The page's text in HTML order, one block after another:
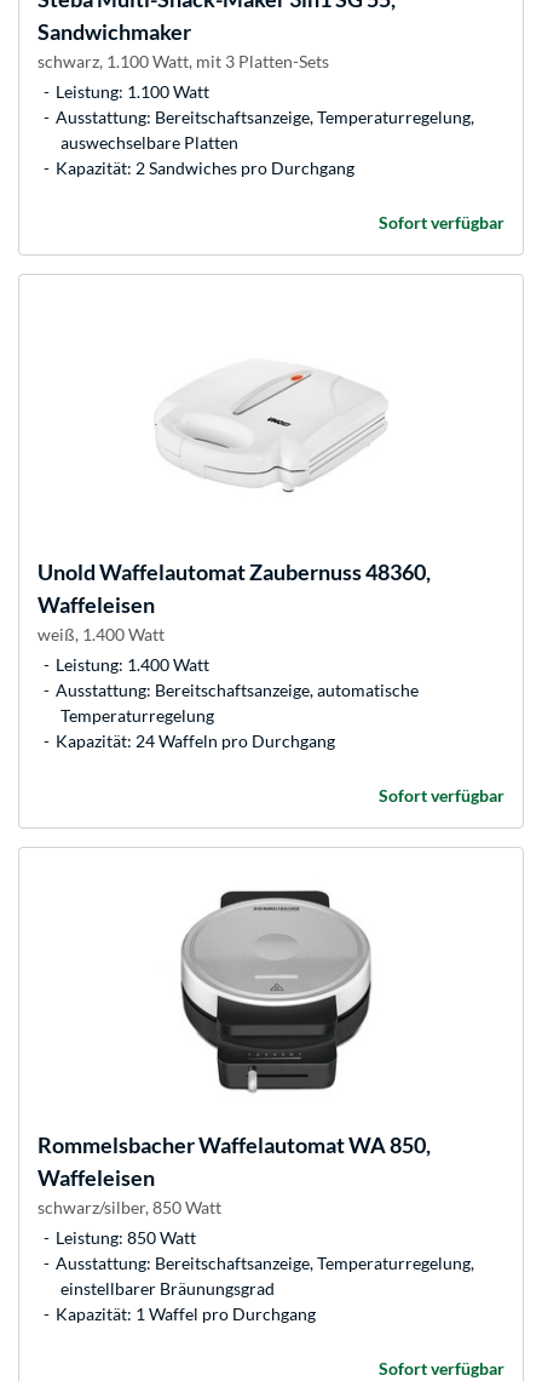
Sandwichmaker
schwarz, 1.100 Watt, mit 3 Platten-Sets
Leistung: 1.100 Watt
Ausstattung: Bereitschaftsanzeige, Temperaturregelung,
auswechselbare Platten
Kapazität: 2 Sandwiches pro Durchgang
Sofort verfügbar
UnoldWaffelautomat Zaubernuss 48360,
Waffeleisen
weiß, 1.400 Watt
Leistung: 1.400 Watt
Ausstattung: Bereitschaftsanzeige, automatische
Temperaturregelung
Kapazität: 24 Waffeln pro Durchgang
Sofort verfügbar
RommelsbacherWaffelautomat WA 850,
Waffeleisen
schwarz/silber, 850 Watt
Leistung: 850 Watt
Ausstattung: Bereitschaftsanzeige, Temperaturregelung,
einstellbarer Bräunungsgrad
Kapazität: 1 Waffel pro Durchgang
Sofort verfügbar